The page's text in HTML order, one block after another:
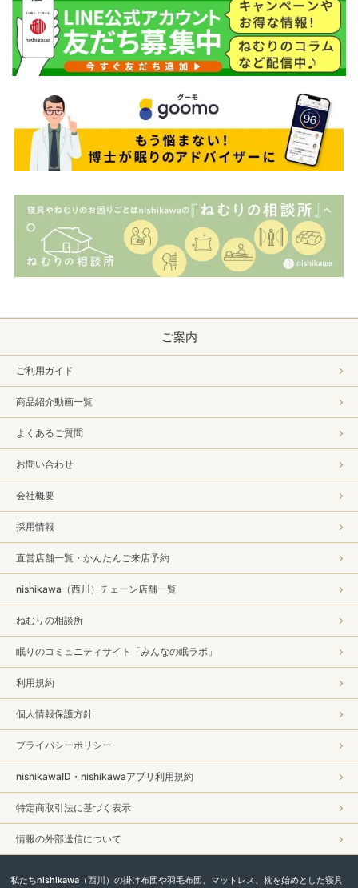
ご案内
ご利用ガイド
商品紹介動画一覧
よくあるご質問
お問い合わせ
会社概要
採用情報
直営店舗一覧・かんたんご来店予約
nishikawa（西川）チェーン店舗一覧
ねむりの相談所
眠りのコミュニティサイト「みんなの眠ラボ」
利用規約
個人情報保護方針
プライバシーポリシー
nishikawaID・nishikawaアプリ利用規約
特定商取引法に基づく表示
情報の外部送信について
私たちnishikawa（西川）の掛け布団や羽毛布団、マットレス、枕を始めとした寝具